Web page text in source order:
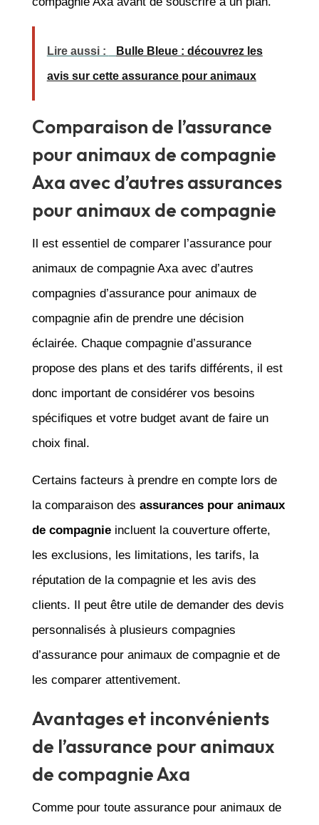
Lire aussi : Bulle Bleue : découvrez les
avis sur cette assurance pour animaux
Comparaison de l’assurance
pour animaux de compagnie
Axa avec d’autres assurances
pour animaux de compagnie
Il est essentiel de comparer l’assurance pour
animaux de compagnie Axa avec d’autres
compagnies d’assurance pour animaux de
compagnie afin de prendre une décision
éclairée. Chaque compagnie d’assurance
propose des plans et des tarifs différents, il est
donc important de considérer vos besoins
spécifiques et votre budget avant de faire un
choix final.
Certains facteurs à prendre en compte lors de
la comparaison des assurances pour animaux
de compagnieincluent la couverture offerte,
les exclusions, les limitations, les tarifs, la
réputation de la compagnie et les avis des
clients. Il peut être utile de demander des devis
personnalisés à plusieurs compagnies
d’assurance pour animaux de compagnie et de
les comparer attentivement.
Avantages et inconvénients
de l’assurance pour animaux
de compagnie Axa
Comme pour toute assurance pour animaux de